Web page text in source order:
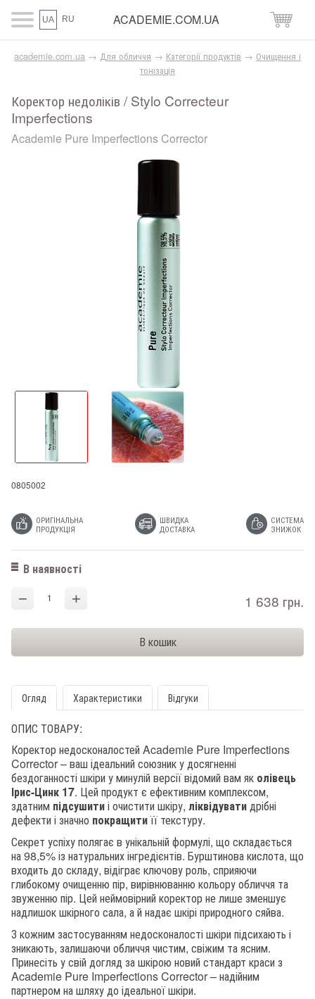
UA RU ACADEMIE.COM.UA
academie.com.ua → Для обличчя → Категорії продуктів → Очищення і
тонізація
Коректор недоліків / Stylo Correcteur
Imperfections
Academie Pure Imperfections Corrector
0805002
ОРИГІНАЛЬНА
ПРОДУКЦІЯ
ШВИДКА
ДОСТАВКА
СИСТЕМА
ЗНИЖОК
В наявності
− + 1 638 грн.
Огляд Характеристики Відгуки
ОПИС ТОВАРУ:
Коректор недосконалостей Academie Pure Imperfections
Corrector – ваш ідеальний союзник у досягненні
бездоганності шкіри у минулій версії відомий вам як олівець
Ірис-Цинк 17. Цей продукт є ефективним комплексом,
здатним підсушитиі очистити шкіру, ліквідувати дрібні
дефекти і значно покращитиїї текстуру.
Секрет успіху полягає в унікальній формулі, що складається
на 98,5% із натуральних інгредієнтів. Бурштинова кислота, що
входить до складу, відіграє ключову роль, сприяючи
глибокому очищенню пір, вирівнюванню кольору обличчя та
звуженню пір. Цей неймовірний коректор не лише зменшує
надлишок шкірного сала, а й надає шкірі природного сяйва.
З кожним застосуванням недосконалості шкіри підсихають і
зникають, залишаючи обличчя чистим, свіжим та ясним.
Принесіть у свій догляд за шкірою новий стандарт краси з
Academie Pure Imperfections Corrector – надійним
партнером на шляху до ідеальної шкіри.